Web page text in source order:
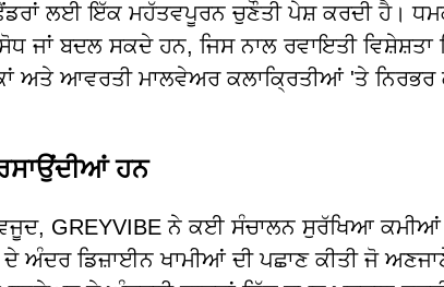
ਲਈ ਇੱਕ ਮਹੱਤਵਪੂਰਨ ਚੁਣੌਤੀ ਪੇਸ਼ ਕਰਦੀ ਹੈ।
ਜਾਂ ਬਦਲ ਸਕਦੇ ਹਨ, ਜਿਸ ਨਾਲ ਰਵਾਇਤੀ ਵਿਸ਼ੇਸ਼ਤਾ
ਅਤੇ ਆਵਰਤੀ ਮਾਲਵੇਅਰ ਕਲਾਕ੍ਰਿਤੀਆਂ 'ਤੇ
ਹਨ
GREYVIBE ਨੇ ਕਈ ਸੰਚਾਲਨ ਸੁਰੱਖਿਆ ਕਮੀਆਂ
ਅੰਦਰ ਡਿਜ਼ਾਈਨ ਖਾਮੀਆਂ ਦੀ ਪਛਾਣ ਕੀਤੀ ਜੋ